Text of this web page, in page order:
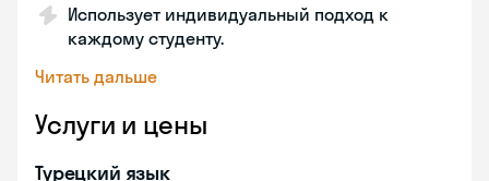
Использует индивидуальный подход к
каждому студенту.
Читать дальше
Услуги и цены
Турецкий язык